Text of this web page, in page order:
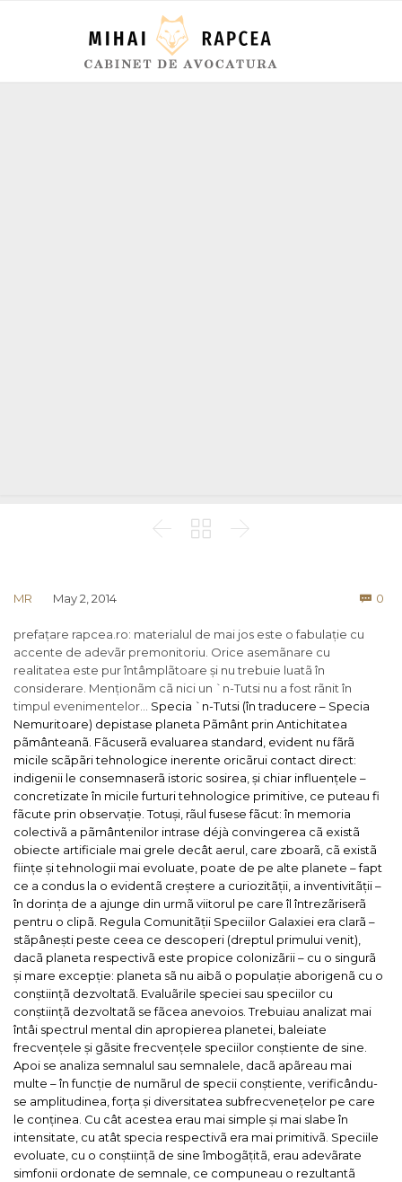
  
MR May 2, 2014  0
prefațare rapcea.ro: materialul de mai jos este o fabulație cu
accente de adevãr premonitoriu. Orice asemãnare cu
realitatea este pur întâmplãtoare și nu trebuie luatã în
considerare. Menționãm cã nici un `n-Tutsi nu a fost rãnit în
timpul evenimentelor… Specia `n-Tutsi (în traducere – Specia
Nemuritoare) depistase planeta Pãmânt prin Antichitatea
pãmânteanã. Fãcuserã evaluarea standard, evident nu fãrã
micile scãpãri tehnologice inerente oricãrui contact direct:
indigenii le consemnaserã istoric sosirea, și chiar influențele –
concretizate în micile furturi tehnologice primitive, ce puteau fi
fãcute prin observație. Totuși, rãul fusese fãcut: în memoria
colectivã a pãmântenilor intrase déjà convingerea cã existã
obiecte artificiale mai grele decât aerul, care zboarã, cã existã
ființe și tehnologii mai evoluate, poate de pe alte planete – fapt
ce a condus la o evidentã creștere a curiozitãții, a inventivitãții –
în dorința de a ajunge din urmã viitorul pe care îl întrezãriserã
pentru o clipã. Regula Comunitãții Speciilor Galaxiei era clarã –
stãpânești peste ceea ce descoperi (dreptul primului venit),
dacã planeta respectivã este propice colonizãrii – cu o singurã
și mare excepție: planeta sã nu aibã o populație aborigenã cu o
conștiințã dezvoltatã. Evaluãrile speciei sau speciilor cu
conștiințã dezvoltatã se fãcea anevoios. Trebuiau analizat mai
întâi spectrul mental din apropierea planetei, baleiate
frecvențele și gãsite frecvențele speciilor conștiente de sine.
Apoi se analiza semnalul sau semnalele, dacã apãreau mai
multe – în funcție de numãrul de specii conștiente, verificându-
se amplitudinea, forța și diversitatea subfrecvenețelor pe care
le conținea. Cu cât acestea erau mai simple și mai slabe în
intensitate, cu atât specia respectivã era mai primitivã. Speciile
evoluate, cu o conștiințã de sine îmbogãțitã, erau adevãrate
simfonii ordonate de semnale, ce compuneau o rezultantã